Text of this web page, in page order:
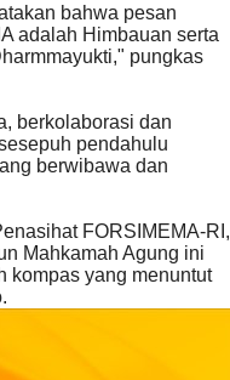
bahwa pesan
adalah Himbauan serta
pungkas
berkolaborasi dan
pendahulu
berwibawa dan
FORSIMEMA-RI,
Mahkamah Agung ini
kompas yang menuntut